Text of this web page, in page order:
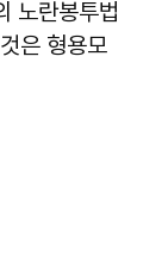
노란봉투법
은 형용모